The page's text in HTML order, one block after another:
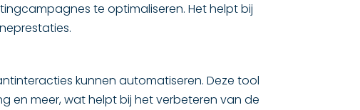
te optimaliseren. Het helpt bij
kunnen automatiseren. Deze tool
en meer, wat helpt bij het verbeteren van de